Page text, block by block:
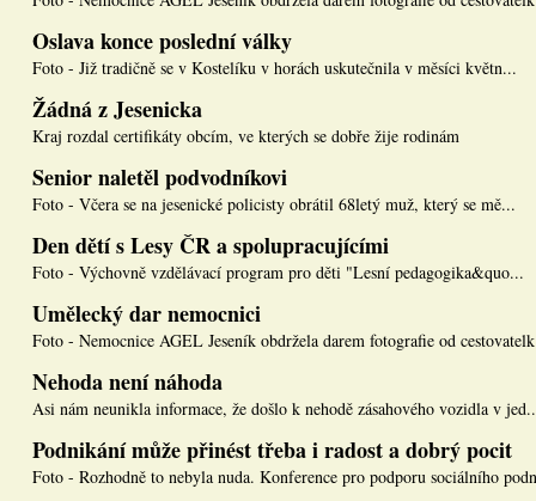
Oslava konce poslední války
Foto - Již tradičně se v Kostelíku v horách uskutečnila v měsíci květn...
Žádná z Jesenicka
Kraj rozdal certifikáty obcím, ve kterých se dobře žije rodinám
Senior naletěl podvodníkovi
Foto - Včera se na jesenické policisty obrátil 68letý muž, který se mě...
Den dětí s Lesy ČR a spolupracujícími
Foto - Výchovně vzdělávací program pro děti "Lesní pedagogika&quo...
Umělecký dar nemocnici
Foto - Nemocnice AGEL Jeseník obdržela darem fotografie od
Nehoda není náhoda
Asi nám neunikla informace, že došlo k nehodě zásahového vozidla v
Podnikání může přinést třeba i radost a dobrý pocit
Foto - Rozhodně to nebyla nuda. Konference pro podporu sociálního